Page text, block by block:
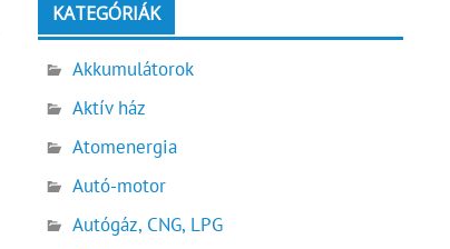
KATEGÓRIÁK
Akkumulátorok
Aktív ház
Atomenergia
Autó-motor
Autógáz, CNG, LPG